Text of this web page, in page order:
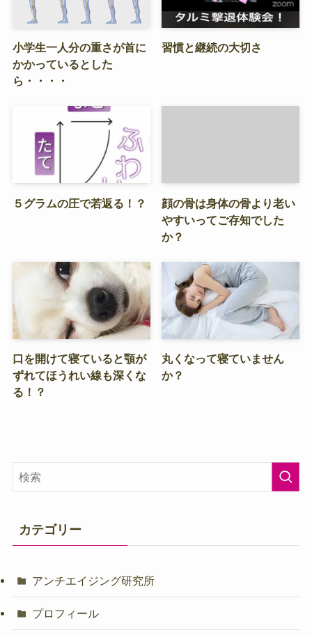
小学生一人分の重さが首に
かかっているとした
ら・・・・
習慣と継続の大切さ
５グラムの圧で若返る！？
顔の骨は身体の骨より老い
やすいってご存知でした
か？
口を開けて寝ていると顎が
ずれてほうれい線も深くな
る！？
丸くなって寝ていません
か？
カテゴリー
アンチエイジング研究所
プロフィール